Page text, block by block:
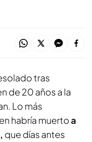
tras
de 20 años a la
Lo más
habría muertoa
que días antes